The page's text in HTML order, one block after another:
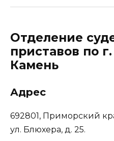
Отделение
приставов по
Камень
Адрес
692801, Приморский
ул. Блюхера, д. 25.